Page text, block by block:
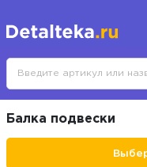
Балка подвески